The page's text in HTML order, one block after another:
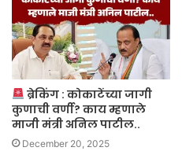
ब्रेकिंग : कोकाटेंच्या जागी
कुणाची वर्णी? काय म्हणाले
माजी मंत्री अनिल पाटील..
December 20, 2025